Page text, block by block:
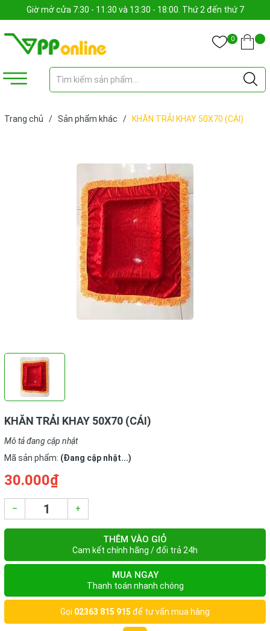
Giờ mở cửa 7:30 - 11:30 và 13:30 - 18:00. Thứ 2 đến thứ 7
0
Trang chủ / Sản phẩm khác / KHĂN TRẢI KHAY 50X70 (CÁI)
KHĂN TRẢI KHAY 50X70 (CÁI)
Mô tả đang cập nhật
Mã sản phẩm: (Đang cập nhật...)
30.000₫
– +
THÊM VÀO GIỎ
Cam kết chính hãng / đổi trả 24h
MUA NGAY
Thanh toán nhanh chóng
Gọi 02363 815 915 để tư vấn mua hàng